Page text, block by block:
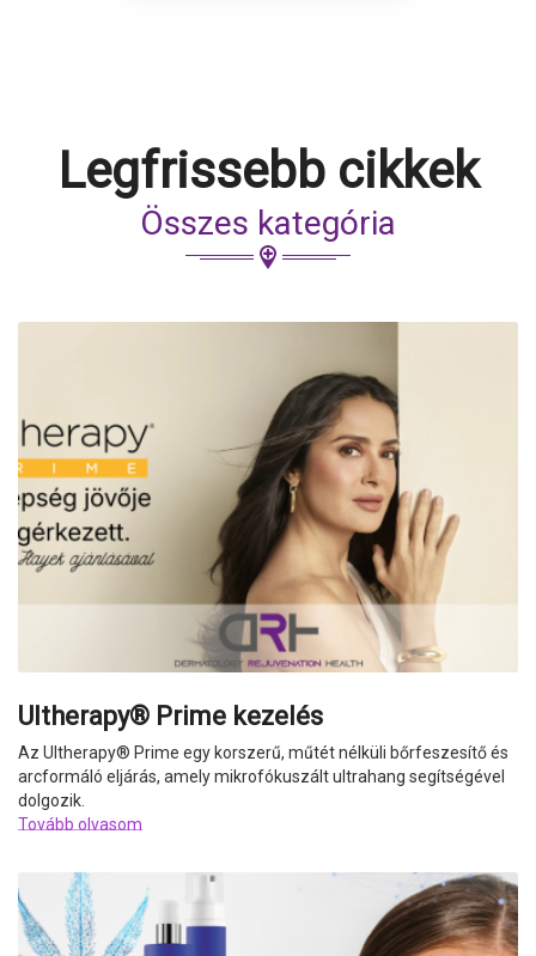
Legfrissebb cikkek
Összes kategória
Ultherapy® Prime kezelés
Az Ultherapy® Prime egy korszerű, műtét nélküli bőrfeszesítő és
arcformáló eljárás, amely mikrofókuszált ultrahang segítségével
dolgozik.
Tovább olvasom